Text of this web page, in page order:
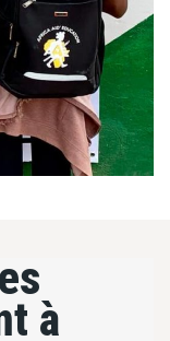
à